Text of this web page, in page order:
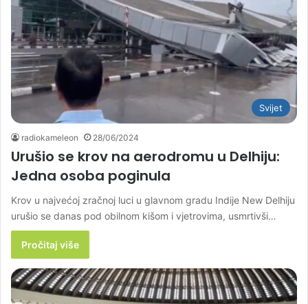
Svijet
radiokameleon 28/06/2024
Urušio se krov na aerodromu u Delhiju:
Jedna osoba poginula
Krov u najvećoj zračnoj luci u glavnom gradu Indije New Delhiju
urušio se danas pod obilnom kišom i vjetrovima, usmrtivši…
Pročitaj više